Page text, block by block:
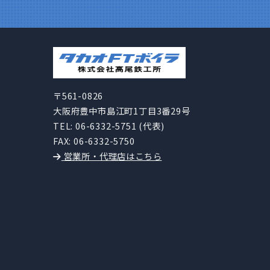
〒561-0826
大阪府豊中市島江町1丁目3番29号
TEL: 06-6332-5751 (代表)
FAX: 06-6332-5750
営業所・代理店はこちら